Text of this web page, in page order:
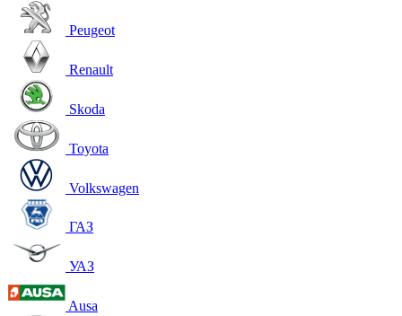
Peugeot
Renault
Skoda
Toyota
Volkswagen
ГАЗ
УАЗ
Ausa